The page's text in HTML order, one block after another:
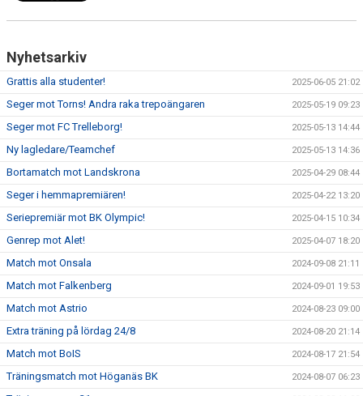
Nyhetsarkiv
Grattis alla studenter! 2025-06-05 21:02
Seger mot Torns! Andra raka trepoängaren 2025-05-19 09:23
Seger mot FC Trelleborg! 2025-05-13 14:44
Ny lagledare/Teamchef 2025-05-13 14:36
Bortamatch mot Landskrona 2025-04-29 08:44
Seger i hemmapremiären! 2025-04-22 13:20
Seriepremiär mot BK Olympic! 2025-04-15 10:34
Genrep mot Alet! 2025-04-07 18:20
Match mot Onsala 2024-09-08 21:11
Match mot Falkenberg 2024-09-01 19:53
Match mot Astrio 2024-08-23 09:00
Extra träning på lördag 24/8 2024-08-20 21:14
Match mot BoIS 2024-08-17 21:54
Träningsmatch mot Höganäs BK 2024-08-07 06:23